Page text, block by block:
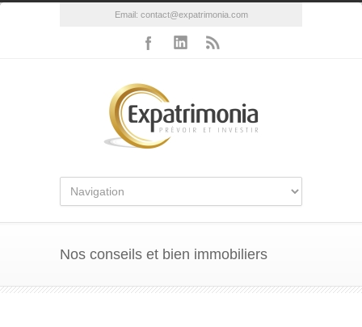
Email: contact@expatrimonia.com
Nos conseils et bien immobiliers